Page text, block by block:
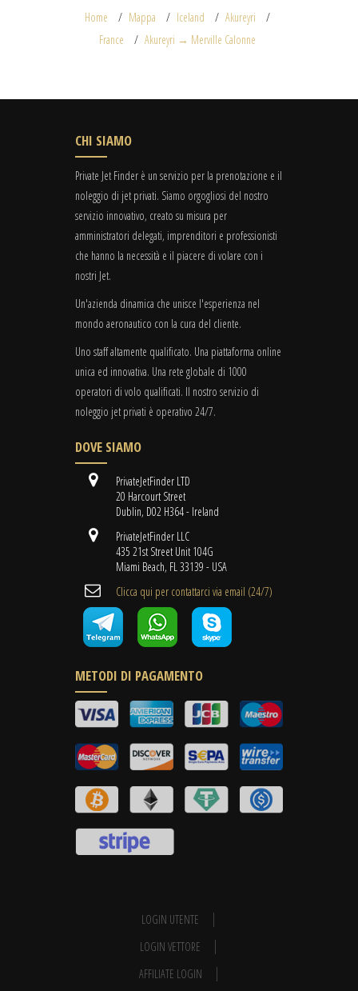
Home Mappa Iceland
Akureyri
France
Akureyri → Merville Calonne
CHI SIAMO
Private Jet Finder è un servizio per la prenotazione e il
noleggio di jet privati. Siamo orgogliosi del nostro
servizio innovativo, creato su misura per
amministratori delegati, imprenditori e professionisti
che hanno la necessità e il piacere di volare con i
nostri Jet.
Un'azienda dinamica che unisce l'esperienza nel
mondo aeronautico con la cura del cliente.
Uno staff altamente qualificato. Una piattaforma online
unica ed innovativa. Una rete globale di 1000
operatori di volo qualificati. Il nostro servizio di
noleggio jet privati è operativo 24/7.
DOVE SIAMO
PrivateJetFinder LTD
20 Harcourt Street
Dublin, D02 H364 - Ireland
PrivateJetFinder LLC
435 21st Street Unit 104G
Miami Beach, FL 33139 - USA
Clicca qui per contattarci via email (24/7)
METODI DI PAGAMENTO
LOGIN UTENTE
LOGIN VETTORE
AFFILIATE LOGIN